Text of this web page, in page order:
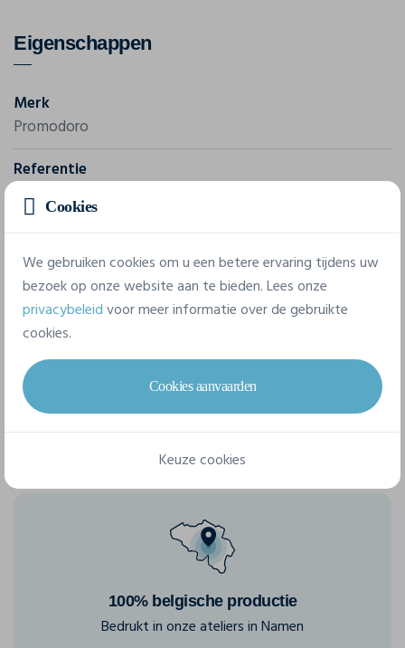
Eigenschappen
Merk
Promodoro
Referentie
100/190
9 beschikbare maten
152
100% belgische productie
Bedrukt in onze ateliers in Namen
Cookies
We gebruiken cookies om u een betere ervaring tijdens uw
bezoek op onze website aan te bieden. Lees onze
privacybeleidvoor meer informatie over de gebruikte
cookies.
Cookies aanvaarden
Keuze cookies